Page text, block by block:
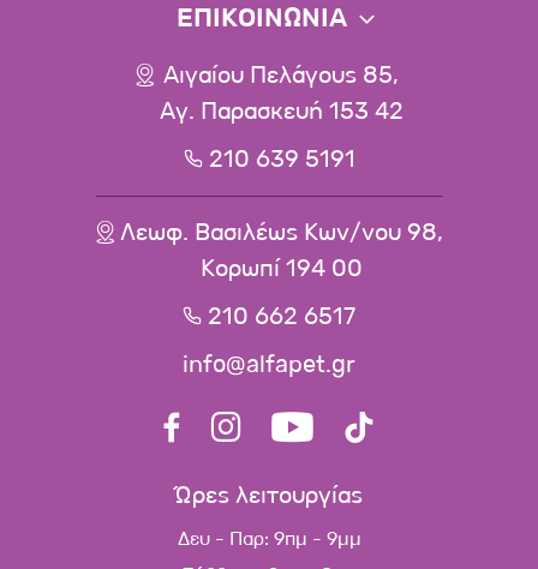
ΕΠΙΚΟΙΝΩΝΙΑ
Αιγαίου Πελάγους 85,
Αγ. Παρασκευή 153 42
210 639 5191
Λεωφ. Βασιλέως Κων/νου 98,
Κορωπί 194 00
210 662 6517
info@alfapet.gr
Ώρες λειτουργίας
Δευ - Παρ: 9πμ - 9μμ